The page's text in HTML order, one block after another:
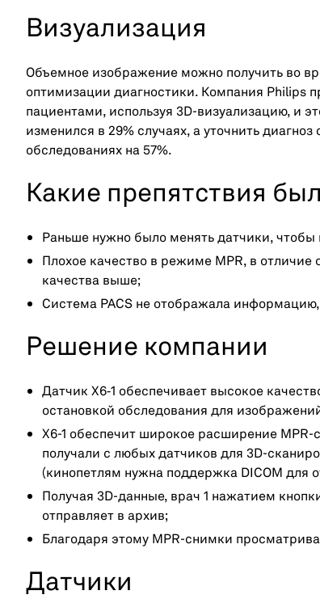
Визуализация
Объемное изображение можно получить во
оптимизации диагностики. Компания Philips
пациентами, используя 3D-визуализацию, и
изменился в 29% случаях, а уточнить
обследованиях на 57%.
Какие препятствия
Раньше нужно было менять датчики,
Плохое качество в режиме MPR, в
качества выше;
Система PACS не отображала
Решение компании
Датчик X6‑1 обеспечивает высокое
остановкой обследования для
X6-1 обеспечит широкое расширение MPR-
получали с любых датчиков для 3D-
(кинопетлям нужна поддержка DICOM для
Получая 3D-данные, врач 1 нажатием
отправляет в архив;
Благодаря этому MPR-снимки
Датчики